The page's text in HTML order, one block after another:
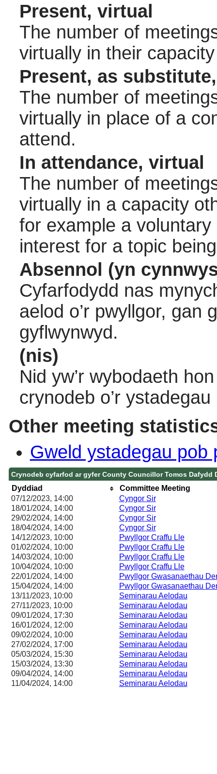
Present, virtual
The number of
virtually in their
Present, as
The number of
virtually in place of a
attend.
In attendance, virtual
The number of
virtually in a capacity
for example a
interest for a topic
Absennol (yn
Cyfarfodydd nas
aelod o’r pwyllgor, gan
gyflwynwyd.
(nis)
Nid yw’r wybodaeth
crynodeb o’r
Other meeting
Gweld ystadegau pob
Crynodeb cyfarfod ar gyfer County Councillor Tomos Dafydd
Dyddiad
Committee Meeting
07/12/2023, 14:00
Cyngor Sir
18/01/2024, 14:00 Cyngor Sir
29/02/2024, 14:00 Cyngor Sir
18/04/2024, 14:00 Cyngor Sir
14/12/2023, 10:00 Pwyllgor Craffu Lle
01/02/2024, 10:00 Pwyllgor Craffu Lle
14/03/2024, 10:00 Pwyllgor Craffu Lle
10/04/2024, 10:00 Pwyllgor Craffu Lle
22/01/2024, 14:00
Pwyllgor Gwasanaethau
15/04/2024, 14:00
Pwyllgor Gwasanaethau
13/11/2023, 10:00
Seminarau Aelodau
27/11/2023, 10:00 Seminarau Aelodau
09/01/2024, 17:30 Seminarau Aelodau
16/01/2024, 12:00 Seminarau Aelodau
09/02/2024, 10:00 Seminarau Aelodau
27/02/2024, 17:00 Seminarau Aelodau
05/03/2024, 15:30 Seminarau Aelodau
15/03/2024, 13:30 Seminarau Aelodau
09/04/2024, 14:00 Seminarau Aelodau
11/04/2024, 14:00 Seminarau Aelodau